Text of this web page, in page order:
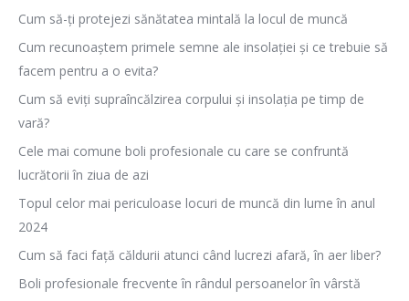
Cum să-ți protejezi sănătatea mintală la locul de muncă
Cum recunoaștem primele semne ale insolației și ce trebuie să
facem pentru a o evita?
Cum să eviți supraîncălzirea corpului și insolația pe timp de
vară?
Cele mai comune boli profesionale cu care se confruntă
lucrătorii în ziua de azi
Topul celor mai periculoase locuri de muncă din lume în anul
2024
Cum să faci față căldurii atunci când lucrezi afară, în aer liber?
Boli profesionale frecvente în rândul persoanelor în vârstă